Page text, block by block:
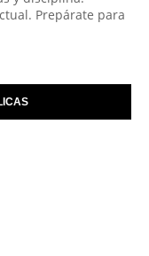
Prepárate para